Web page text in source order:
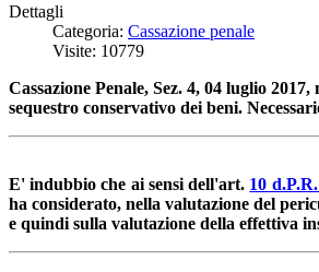
Dettagli
Categoria: Cassazione penale
Visite: 10779
Cassazione Penale, Sez. 4, 04 luglio
sequestro conservativo dei beni.
E' indubbio che ai sensi dell'art. 10
ha considerato, nella valutazione del
e quindi sulla valutazione della effettiva